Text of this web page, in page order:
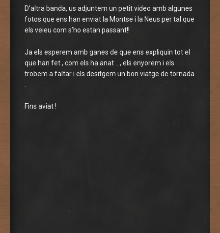
D’altra banda, us adjuntem un petit video amb algunes
fotos que ens han enviat la Montse i la Neus per tal que
els veieu com s’ho estan passant!!
Ja els esperem amb ganes de que ens expliquin tot el
que han fet , com els ha anat …, els enyorem i els
trobem a faltar i els desitgem un bon viatge de tornada
Fins aviat !